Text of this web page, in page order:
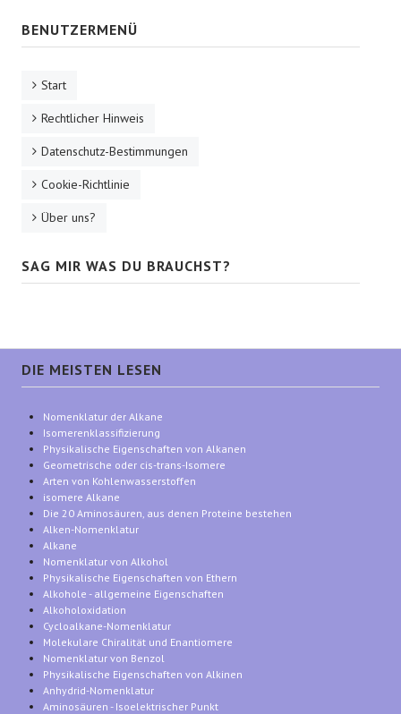
BENUTZERMENÜ
Start
Rechtlicher Hinweis
Datenschutz-Bestimmungen
Cookie-Richtlinie
Über uns?
SAG MIR WAS DU BRAUCHST?
DIE MEISTEN LESEN
Nomenklatur der Alkane
Isomerenklassifizierung
Physikalische Eigenschaften von Alkanen
Geometrische oder cis-trans-Isomere
Arten von Kohlenwasserstoffen
isomere Alkane
Die 20 Aminosäuren, aus denen Proteine bestehen
Alken-Nomenklatur
Alkane
Nomenklatur von Alkohol
Physikalische Eigenschaften von Ethern
Alkohole - allgemeine Eigenschaften
Alkoholoxidation
Cycloalkane-Nomenklatur
Molekulare Chiralität und Enantiomere
Nomenklatur von Benzol
Physikalische Eigenschaften von Alkinen
Anhydrid-Nomenklatur
Aminosäuren - Isoelektrischer Punkt